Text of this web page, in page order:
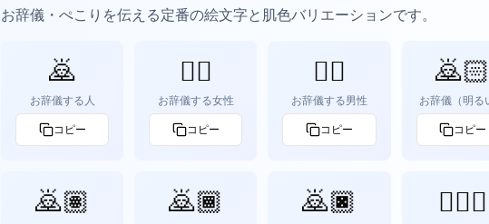
お辞儀・ぺこりを伝える定番の絵文字と肌色バリエーションです。
🙇
お辞儀する人
コピー
🙇‍♀️
お辞儀する女性
コピー
🙇‍♂️
お辞儀する男性
コピー
🙇🏻
お辞儀（明る
色）
コピー
🙇🏽 🙇🏾 🙇🏿 🙇🏻‍♀️